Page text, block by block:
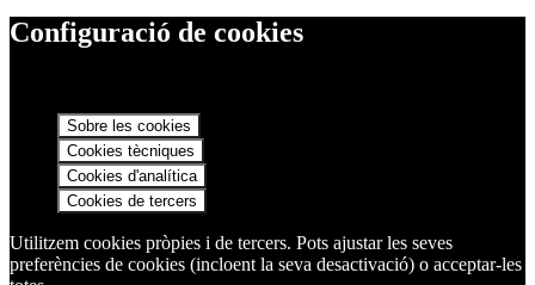
Configuració de cookies
Sobre les cookies
Cookies tècniques
Cookies d'analítica
Cookies de tercers
Utilitzem cookies pròpies i de tercers. Pots ajustar les seves
preferències de cookies (incloent la seva desactivació) o acceptar-les